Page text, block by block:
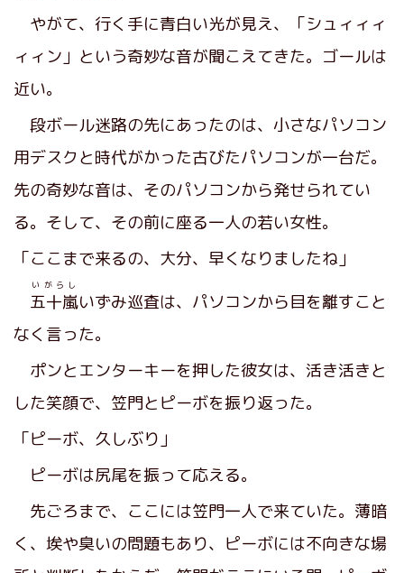
やがて、行く手に青白い光が見え、「シュィィィ
ィィン」という奇妙な音が聞こえてきた。ゴールは
近い。
段ボール迷路の先にあったのは、小さなパソコン
用デスクと時代がかった古びたパソコンが一台だ。
先の奇妙な音は、そのパソコンから発せられてい
る。そして、その前に座る一人の若い女性。
「ここまで来るの、大分、早くなりましたね」
五十嵐
いがらし
いずみ巡査は、パソコンから目を離すこと
なく言った。
ポンとエンターキーを押した彼女は、活き活きと
した笑顔で、笠門とピーボを振り返った。
「ピーボ、久しぶり」
ピーボは尻尾を振って応える。
先ごろまで、ここには笠門一人で来ていた。薄暗
く、埃や臭いの問題もあり、ピーボには不向きな場